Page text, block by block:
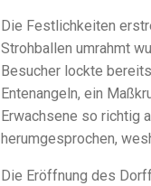
Die Festlichkeiten
Strohballen umrahmt
Besucher lockte
Entenangeln, ein
Erwachsene so richtig
herumgesprochen,
Die Eröffnung des